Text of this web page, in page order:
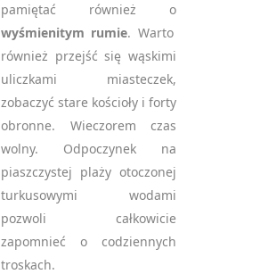
pamiętać również o
wyśmienitym rumie. Warto
również przejść się wąskimi
uliczkami miasteczek,
zobaczyć stare kościoły i forty
obronne. Wieczorem czas
wolny. Odpoczynek na
piaszczystej plaży otoczonej
turkusowymi wodami
pozwoli całkowicie
zapomnieć o codziennych
troskach.